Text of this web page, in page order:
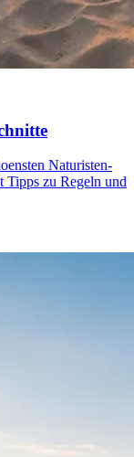
Naturisten-
Tipps zu Regeln und